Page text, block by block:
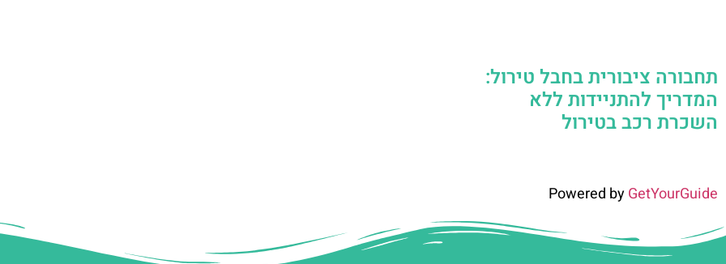
תחבורה ציבורית בחבל טירול:
המדריך להתניידות ללא
השכרת רכב בטירול
Powered byGetYourGuide